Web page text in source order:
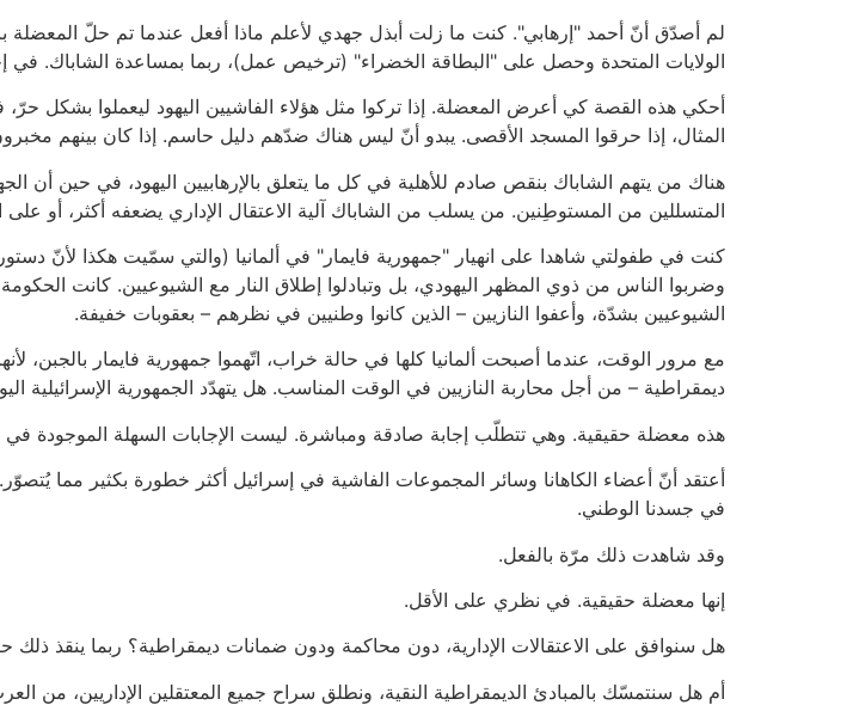
لم أصدّق أنّ أحمد "إرهابي". كنت ما زلت أبذل جهدي لأعلم ماذا أفعل عندما تم حلّ المعضلة
الولايات المتحدة وحصل على "البطاقة الخضراء" (ترخيص عمل)، ربما بمساعدة الشاباك.
أحكي هذه القصة كي أعرض المعضلة. إذا تركوا مثل هؤلاء الفاشيين اليهود ليعملوا بشكل
المثال، إذا حرقوا المسجد الأقصى. يبدو أنّ ليس هناك ضدّهم دليل حاسم. إذا كان بينهم
هناك من يتهم الشاباك بنقص صادم للأهلية في كل ما يتعلق بالإرهابيين اليهود، في حين أن
المتسللين من المستوطِنين. من يسلب من الشاباك آلية الاعتقال الإداري يضعفه أكثر، أو على
كنت في طفولتي شاهدا على انهيار "جمهورية فايمار" في ألمانيا (والتي سمّيت هكذا لأنّ
وضربوا الناس من ذوي المظهر اليهودي، بل وتبادلوا إطلاق النار مع الشيوعيين. كانت
الشيوعيين بشدّة، وأعفوا النازيين – الذين كانوا وطنيين في نظرهم – بعقوبات خفيفة.
مع مرور الوقت، عندما أصبحت ألمانيا كلها في حالة خراب، اتّهموا جمهورية فايمار بالجبن،
ديمقراطية – من أجل محاربة النازيين في الوقت المناسب. هل يتهدّد الجمهورية الإسرائيلية
هذه معضلة حقيقية. وهي تتطلّب إجابة صادقة ومباشرة. ليست الإجابات السهلة الموجودة في
أعتقد أنّ أعضاء الكاهانا وسائر المجموعات الفاشية في إسرائيل أكثر خطورة بكثير مما
في جسدنا الوطني.
وقد شاهدت ذلك مرّة بالفعل.
إنها معضلة حقيقية. في نظري على الأقل.
هل سنوافق على الاعتقالات الإدارية، دون محاكمة ودون ضمانات ديمقراطية؟ ربما ينقذ ذلك
أم هل سنتمسّك بالمبادئ الديمقراطية النقية، ونطلق سراح جميع المعتقلين الإداريين، من